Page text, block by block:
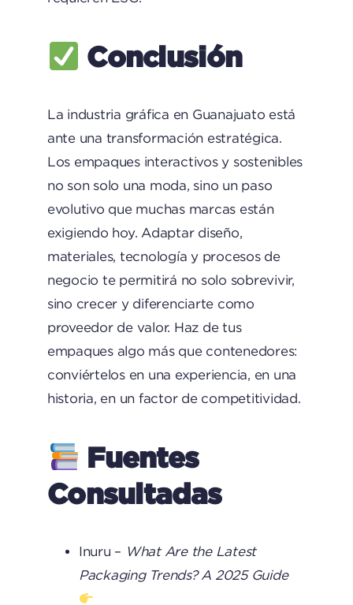
Conclusión
La industria gráfica en Guanajuato está
ante una transformación estratégica.
Los empaques interactivos y sostenibles
no son solo una moda, sino un paso
evolutivo que muchas marcas están
exigiendo hoy. Adaptar diseño,
materiales, tecnología y procesos de
negocio te permitirá no solo sobrevivir,
sino crecer y diferenciarte como
proveedor de valor. Haz de tus
empaques algo más que contenedores:
conviértelos en una experiencia, en una
historia, en un factor de competitividad.
Fuentes
Consultadas
Inuru – What Are the Latest
Packaging Trends? A 2025 Guide